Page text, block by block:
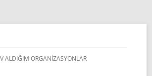
ALDIĞIM ORGANIZASYONLAR